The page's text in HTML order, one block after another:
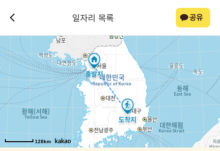
일자리 목록 공유
128km
128km
128km
128km
128km
128km
128km
128km